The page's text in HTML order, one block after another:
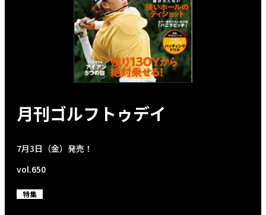
月刊ゴルフトゥデイ
7月3日（金）発売！
vol.650
特集